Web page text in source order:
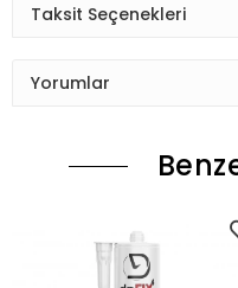
Taksit Seçenekleri
Yorumlar